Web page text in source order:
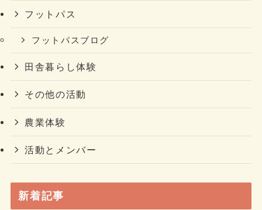
フットパス
フットパスブログ
田舎暮らし体験
その他の活動
農業体験
活動とメンバー
新着記事